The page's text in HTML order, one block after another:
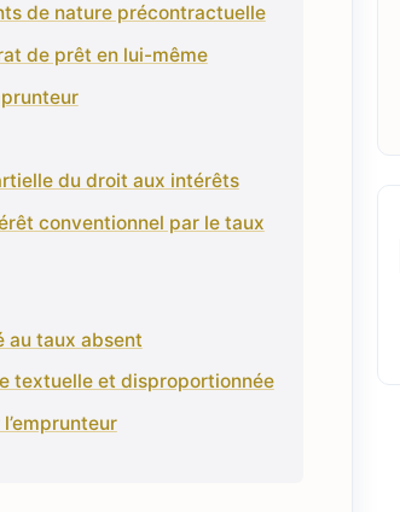
de nature précontractuelle
de prêt en lui-même
du droit aux intérêts
conventionnel par le taux
au taux absent
textuelle et disproportionnée